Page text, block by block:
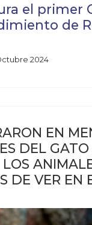
el primer
de
2024
EN
DEL
DE VER EN